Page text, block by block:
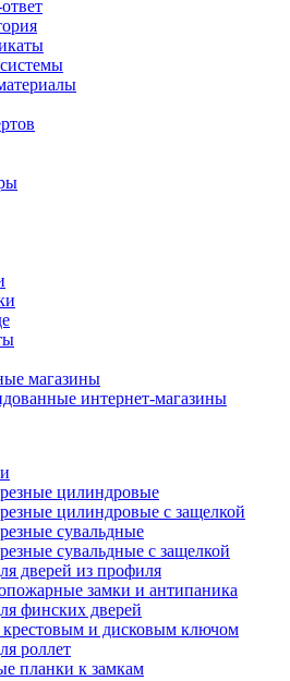
магазины
интернет-магазины
цилиндровые
цилиндровые с защелкой
сувальдные
сувальдные с защелкой
дверей из профиля
замки и антипаника
финских дверей
крестовым и дисковым ключом
роллет
планки к замкам